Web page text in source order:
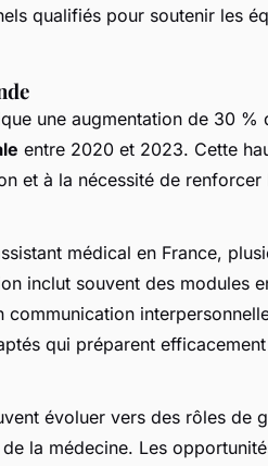
qualifiés pour soutenir les
une augmentation de 30 %
entre 2020 et 2023. Cette
et à la nécessité de renforcer
médical en France,
inclut souvent des modules
communication
qui préparent
évoluer vers des rôles de
la médecine. Les